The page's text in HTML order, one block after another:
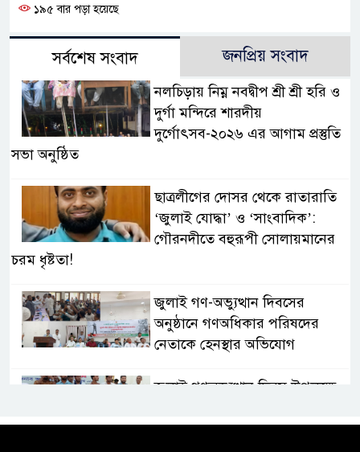
১৯৫ বার পড়া হয়েছে
সর্বশেষ সংবাদ জনপ্রিয় সংবাদ
নলচিড়ায় নিম্ন নবদ্বীপ শ্রী শ্রী হরি ও
দুর্গা মন্দিরে শারদীয়
দুর্গোৎসব-২০২৬ এর আগাম প্রস্তুতি
সভা অনুষ্ঠিত
ছাত্রলীগের দোসর থেকে রাতারাতি
‘জুলাই যোদ্ধা’ ও ‘সাংবাদিক’:
গৌরনদীতে বহুরূপী সোলায়মানের
চরম ধৃষ্টতা!
জুলাই গণ-অভ্যুত্থান দিবসের
অনুষ্ঠানে গণঅধিকার পরিষদের
নেতাকে হেনস্থার অভিযোগ
জুলাই গণঅভ্যুত্থান দিবস উপলক্ষে
পালিত